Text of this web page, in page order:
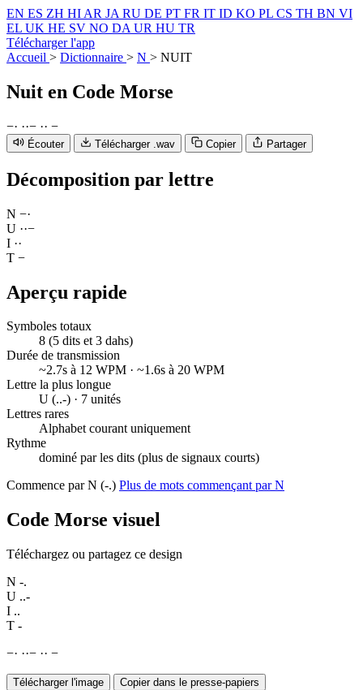
EN ES ZH HI AR JA RU DE PT FR IT ID KO PL CS TH BN VI
EL UK HE SV NO DA UR HU TR
Télécharger l'app
Accueil > Dictionnaire > N > NUIT
Nuit en Code Morse
−· ··− ·· −
Écouter Télécharger .wav Copier Partager
Décomposition par lettre
N −·
U ··−
I ··
T −
Aperçu rapide
Symboles totaux
8 (5 dits et 3 dahs)
Durée de transmission
~2.7s à 12 WPM · ~1.6s à 20 WPM
Lettre la plus longue
U (..-) · 7 unités
Lettres rares
Alphabet courant uniquement
Rythme
dominé par les dits (plus de signaux courts)
Commence par N (-.) Plus de mots commençant par N
Code Morse visuel
Téléchargez ou partagez ce design
N -.
U ..-
I ..
T -
−· ··− ·· −
Télécharger l'image Copier dans le presse-papiers